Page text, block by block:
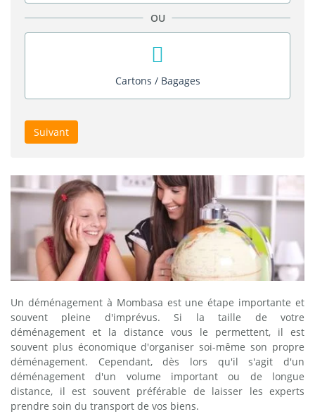
OU
Cartons / Bagages
Suivant
Un déménagement à Mombasa est une étape importante et
souvent pleine d'imprévus. Si la taille de votre
déménagement et la distance vous le permettent, il est
souvent plus économique d'organiser soi-même son propre
déménagement. Cependant, dès lors qu'il s'agit d'un
déménagement d'un volume important ou de longue
distance, il est souvent préférable de laisser les experts
prendre soin du transport de vos biens.